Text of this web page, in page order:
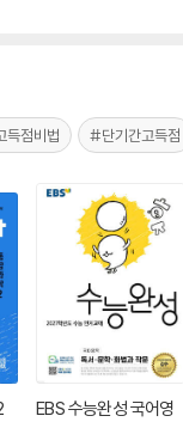
득점비법 #단기간고득점
EBS 수능완성 국어영